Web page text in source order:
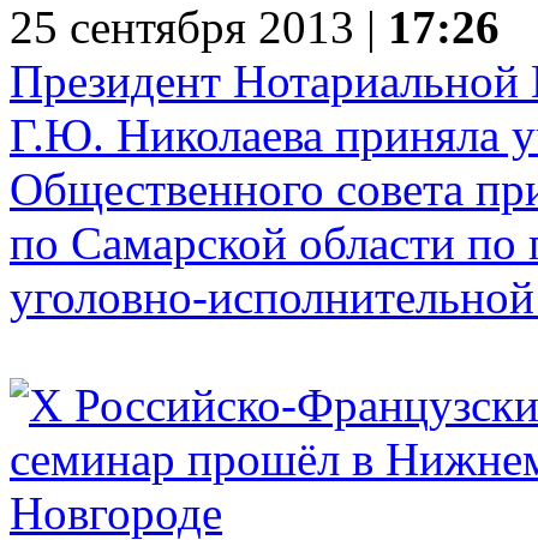
25 сентября 2013 | 17:26
Президент
Г.Ю. Николаева приняла
Общественного совета
по Самарской области по
уголовно-